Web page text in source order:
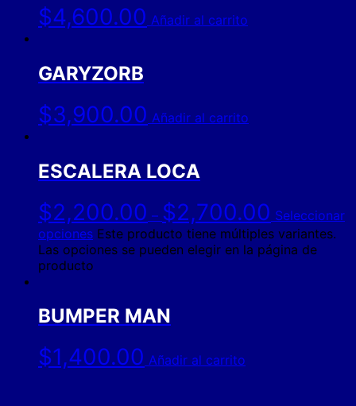
$4,600.00 Añadir al carrito
GARYZORB
$3,900.00 Añadir al carrito
ESCALERA LOCA
$2,200.00 – $2,700.00 Seleccionar
opciones Este producto tiene múltiples variantes.
Las opciones se pueden elegir en la página de
producto
BUMPER MAN
$1,400.00 Añadir al carrito